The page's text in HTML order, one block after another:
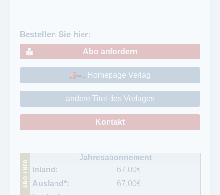
Bestellen Sie hier:
Abo anfordern
Homepage Verlag
andere Titel des Verlages
Kontakt
67,00€
67,00€